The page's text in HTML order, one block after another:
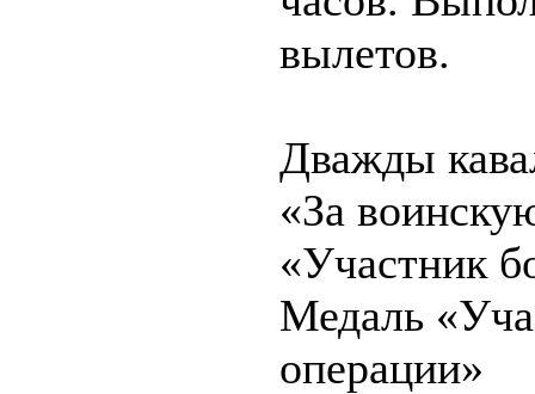
вылетов.
Дважды
«За
«Участник
Медаль
операции»